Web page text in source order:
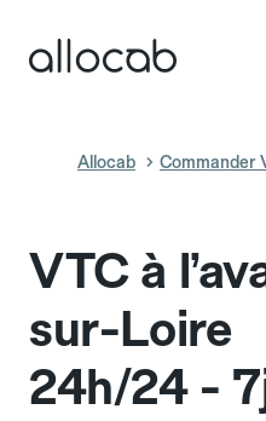
Allocab Commander
VTC à
sur-Loire
24h/24 -